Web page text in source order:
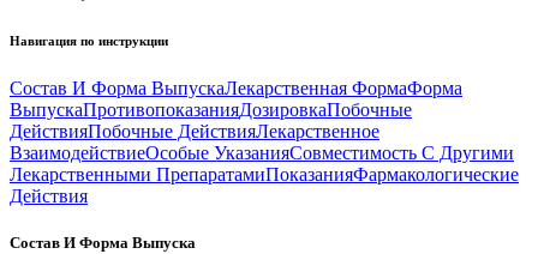
Навигация по инструкции
Состав И Форма ВыпускаЛекарственная ФормаФорма
ВыпускаПротивопоказанияДозировкаПобочные
ДействияПобочные ДействияЛекарственное
ВзаимодействиеОсобые УказанияСовместимость С Другими
Лекарственными ПрепаратамиПоказанияФармакологические
Действия
Состав И Форма Выпуска